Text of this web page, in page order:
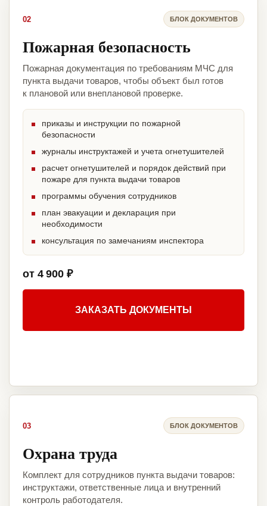
02 БЛОК ДОКУМЕНТОВ
Пожарная безопасность
Пожарная документация по требованиям МЧС для
пункта выдачи товаров, чтобы объект был готов
к плановой или внеплановой проверке.
приказы и инструкции по пожарной
безопасности
журналы инструктажей и учета огнетушителей
расчет огнетушителей и порядок действий при
пожаре для пункта выдачи товаров
программы обучения сотрудников
план эвакуации и декларация при
необходимости
консультация по замечаниям инспектора
от 4 900 ₽
ЗАКАЗАТЬ ДОКУМЕНТЫ
03 БЛОК ДОКУМЕНТОВ
Охрана труда
Комплект для сотрудников пункта выдачи товаров:
инструктажи, ответственные лица и внутренний
контроль работодателя.